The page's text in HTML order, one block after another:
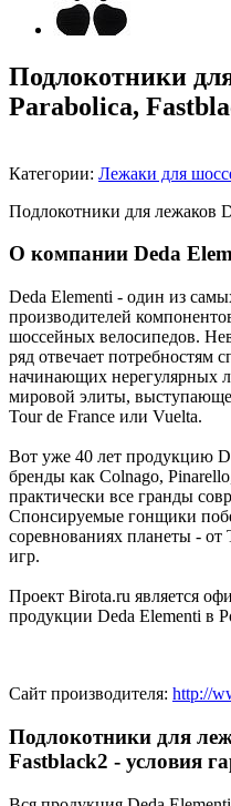
Подлокотники
Parabolica,
Категории: Лежаки для
Подлокотники для лежаков
О компании Deda
Deda Elementi - один из
производителей
шоссейных велосипедов.
ряд отвечает потребностям
начинающих нерегулярных
мировой элиты,
Tour de France или Vuelta.
Вот уже 40 лет продукцию
бренды как Colnago,
практически все гранды
Спонсируемые гонщики
соревнованиях планеты -
игр.
Проект Birota.ru является
продукции Deda Elementi в
Сайт производителя: http://
Подлокотники для
Fastblack2 - условия